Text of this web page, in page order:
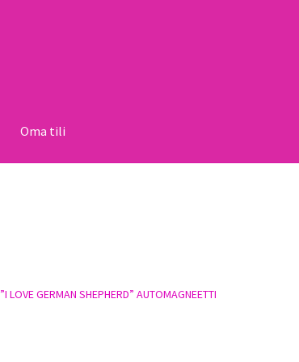
Oma tili
”I LOVE GERMAN SHEPHERD” AUTOMAGNEETTI